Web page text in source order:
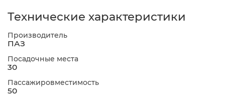
Технические характеристики
Производитель
ПАЗ
Посадочные места
30
Пассажировместимость
50